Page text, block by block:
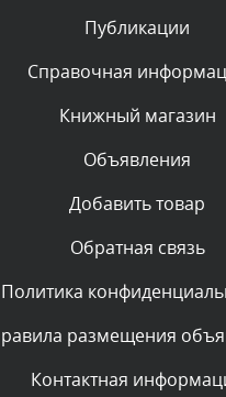
проверяется
будет виден после
проверяется
будет виден после
проверяется
Публикации
Справочная
Книжный магазин
Объявления
Добавить товар
Обратная связь
Политика
размещения
Контактная